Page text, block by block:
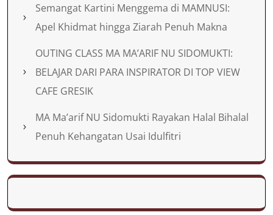
Semangat Kartini Menggema di MAMNUSI:
Apel Khidmat hingga Ziarah Penuh Makna
OUTING CLASS MA MA’ARIF NU SIDOMUKTI:
BELAJAR DARI PARA INSPIRATOR DI TOP VIEW
CAFE GRESIK
MA Ma’arif NU Sidomukti Rayakan Halal Bihalal
Penuh Kehangatan Usai Idulfitri